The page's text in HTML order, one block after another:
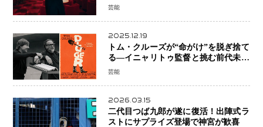
芸能
2025.12.19
トム・クルーズが“命がけ”を脱ぎ捨て
る―イニャリトゥ監督と挑む前代未聞
の大惨事コメディ「DIGGER ディガ
芸能
2026.03.15
二代目つば九郎が遂に復活！出陣式ラ
ストにサプライズ登場で神宮が歓喜